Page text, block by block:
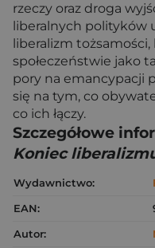
rzeczy oraz droga
liberalnych polityków
liberalizm
społeczeństwie jako
pory na emancypacji
się na tym, co
co ich łączy.
Szczegółowe
Koniec
Wydawnictwo:
EAN:
Autor: